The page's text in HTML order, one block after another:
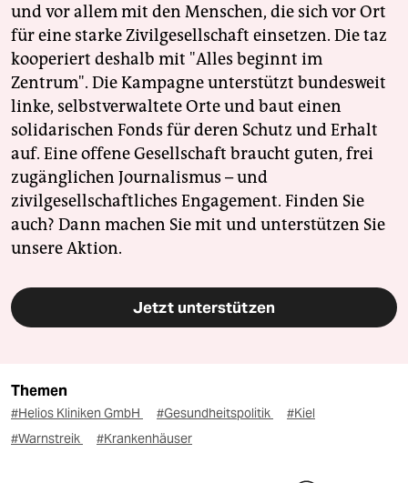
und vor allem mit den Menschen, die sich vor Ort
für eine starke Zivilgesellschaft einsetzen. Die taz
kooperiert deshalb mit "Alles beginnt im
Zentrum". Die Kampagne unterstützt bundesweit
linke, selbstverwaltete Orte und baut einen
solidarischen Fonds für deren Schutz und Erhalt
auf. Eine offene Gesellschaft braucht guten, frei
zugänglichen Journalismus – und
zivilgesellschaftliches Engagement. Finden Sie
auch? Dann machen Sie mit und unterstützen Sie
unsere Aktion.
Jetzt unterstützen
Themen
#Helios Kliniken GmbH #Gesundheitspolitik
#Kiel
#Warnstreik
#Krankenhäuser